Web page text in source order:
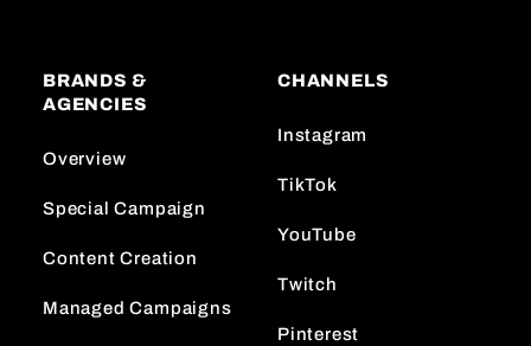
BRANDS &
AGENCIES
Overview
Special Campaign
Content Creation
Managed Campaigns
CHANNELS
Instagram
TikTok
YouTube
Twitch
Pinterest